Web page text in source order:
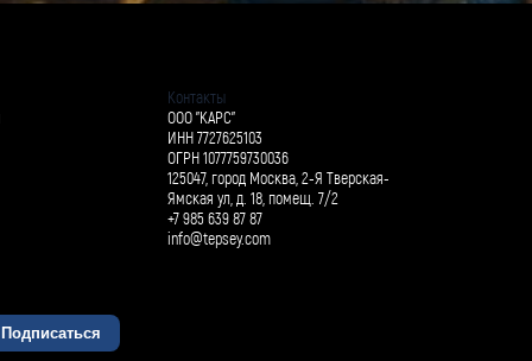
Контакты
ООО "КАРС"
ИНН 7727625103
ОГРН 1077759730036
125047, город Москва, 2-Я Тверская-
Ямская ул, д. 18, помещ. 7/2
+7 985 639 87 87
info@tepsey.com
Подписаться